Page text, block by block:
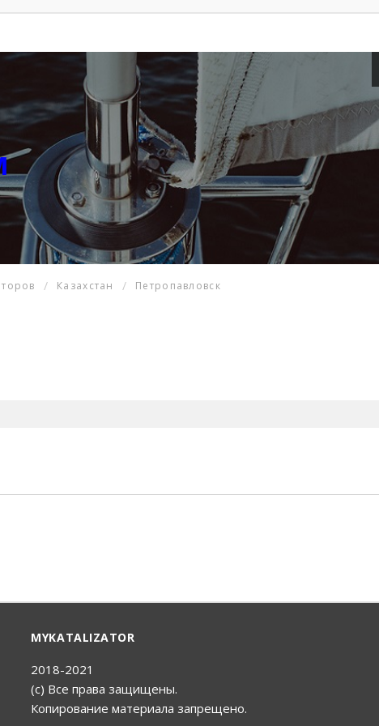
Казахстан Петропавловск
MYKATALIZATOR
2018-2021
(с) Все права защищены.
Копирование материала запрещено.